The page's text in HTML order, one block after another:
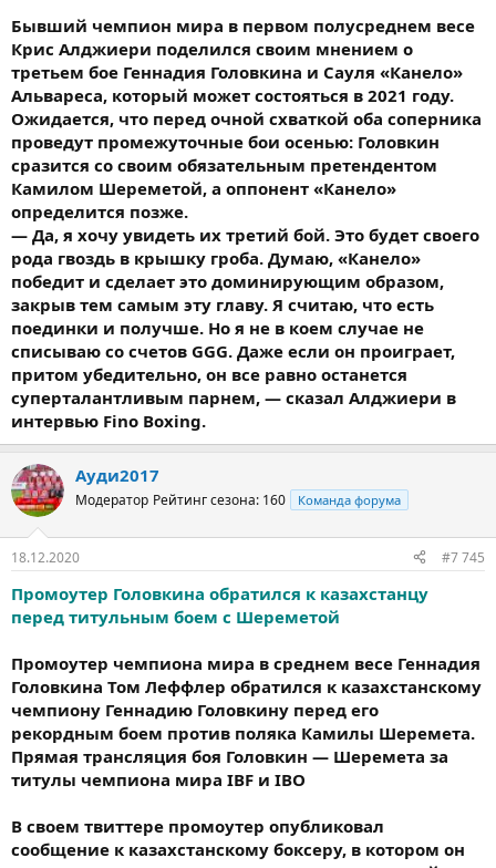
Бывший чемпион мира в первом полусреднем весе
Крис Алджиери поделился своим мнением о
третьем бое Геннадия Головкина и Сауля «Канело»
Альвареса, который может состояться в 2021 году.
Ожидается, что перед очной схваткой оба соперника
проведут промежуточные бои осенью: Головкин
сразится со своим обязательным претендентом
Камилом Шереметой, а оппонент «Канело»
определится позже.
— Да, я хочу увидеть их третий бой. Это будет своего
рода гвоздь в крышку гроба. Думаю, «Канело»
победит и сделает это доминирующим образом,
закрыв тем самым эту главу. Я считаю, что есть
поединки и получше. Но я не в коем случае не
списываю со счетов GGG. Даже если он проиграет,
притом убедительно, он все равно останется
суперталантливым парнем, — сказал Алджиери в
интервью Fino Boxing.
Ауди2017
Модератор Рейтинг сезона: 160 Команда форума
18.12.2020 #7 745
Промоутер Головкина обратился к казахстанцу
перед титульным боем с Шереметой
Промоутер чемпиона мира в среднем весе Геннадия
Головкина Том Леффлер обратился к казахстанскому
чемпиону Геннадию Головкину перед его
рекордным боем против поляка Камилы Шеремета.
Прямая трансляция боя Головкин — Шеремета за
титулы чемпиона мира IBF и IBO
В своем твиттере промоутер опубликовал
сообщение к казахстанскому боксеру, в котором он